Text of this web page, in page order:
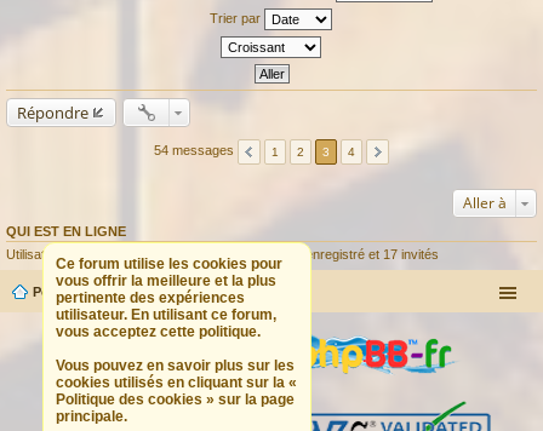
Trier par
Répondre
54 messages 1 2 3 4
Aller à
QUI EST EN LIGNE
Utilisateurs parcourant ce forum : Aucun utilisateur enregistré et 17 invités
Ce forum utilise les cookies pour
vous offrir la meilleure et la plus
pertinente des expériences
utilisateur. En utilisant ce forum,
vous acceptez cette politique.
Vous pouvez en savoir plus sur les
cookies utilisés en cliquant sur la «
Politique des cookies » sur la page
principale.
Portail Forum